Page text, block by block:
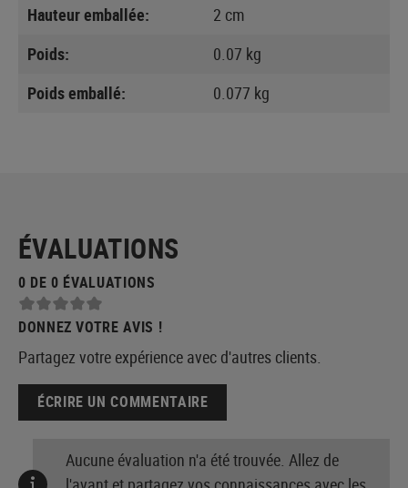
Hauteur emballée:
2 cm
Poids:
0.07 kg
Poids emballé:
0.077 kg
ÉVALUATIONS
0 DE 0 ÉVALUATIONS
DONNEZ VOTRE AVIS !
Partagez votre expérience avec d'autres clients.
ÉCRIRE UN COMMENTAIRE
Aucune évaluation n'a été trouvée. Allez de